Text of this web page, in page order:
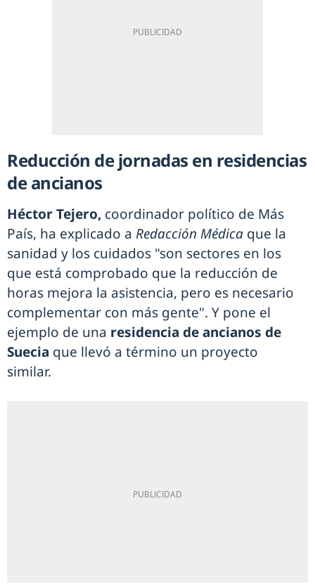
Reducción de jornadas en residencias
de ancianos
Héctor Tejero, coordinador político de Más
País, ha explicado a Redacción Médica que la
sanidad y los cuidados "son sectores en los
que está comprobado que la reducción de
horas mejora la asistencia, pero es necesario
complementar con más gente". Y pone el
ejemplo de una residencia de ancianos de
Suecia que llevó a término un proyecto
similar.